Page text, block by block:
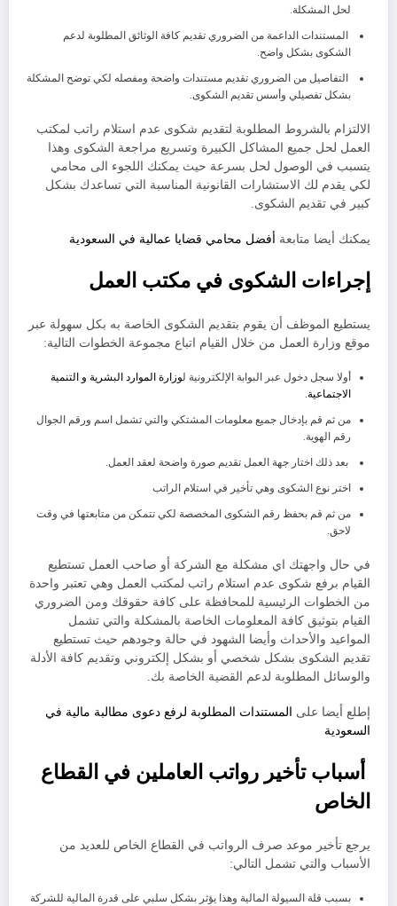
لحل المشكلة.
المستندات الداعمة من الضروري تقديم كافة الوثائق المطلوبة لدعم
الشكوى بشكل واضح.
التفاصيل من الضروري تقديم مستندات واضحة ومفصله لكي توضح المشكلة
بشكل تفصيلي وأسس تقديم الشكوى.
الالتزام بالشروط المطلوبة لتقديم شكوى عدم استلام راتب لمكتب
العمل لحل جميع المشاكل الكبيرة وتسريع مراجعة الشكوى وهذا
يتسبب في الوصول لحل بسرعة حيث يمكنك اللجوء الى محامي
لكي يقدم لك الاستشارات القانونية المناسبة التي تساعدك بشكل
كبير في تقديم الشكوى.
يمكنك أيضا متابعة أفضل محامي قضايا عمالية في السعودية
إجراءات الشكوى في مكتب العمل
يستطيع الموظف أن يقوم بتقديم الشكوى الخاصة به بكل سهولة عبر
موقع وزارة العمل من خلال القيام اتباع مجموعة الخطوات التالية:
أولا سجل دخول عبر البوابة الإلكترونية لوزارة الموارد البشرية و التنمية
الاجتماعية.
من ثم قم بإدخال جميع معلومات المشتكي والتي تشمل اسم ورقم الجوال
رقم الهوية.
بعد ذلك اختار جهة العمل تقديم صورة واضحة لعقد العمل.
اختر نوع الشكوى وهي تأخير في استلام الراتب
من ثم قم بحفظ رقم الشكوى المخصصة لكي تتمكن من متابعتها في وقت
لاحق.
في حال واجهتك اي مشكلة مع الشركة أو صاحب العمل تستطيع
القيام برفع شكوى عدم استلام راتب لمكتب العمل وهي تعتبر واحدة
من الخطوات الرئيسية للمحافظة على كافة حقوقك ومن الضروري
القيام بتوثيق كافة المعلومات الخاصة بالمشكلة والتي تشمل
المواعيد والأحداث وأيضا الشهود في حالة وجودهم حيث تستطيع
تقديم الشكوى بشكل شخصي أو بشكل إلكتروني وتقديم كافة الأدلة
والوسائل المطلوبة لدعم القضية الخاصة بك.
إطلع أيضا على
المستندات المطلوبة لرفع دعوى مطالبة مالية في
السعودية
أسباب تأخير رواتب العاملين في القطاع
الخاص
يرجع تأخير موعد صرف الرواتب في القطاع الخاص للعديد من
الأسباب والتي تشمل التالي:
بسبب قلة السيولة المالية وهذا يؤثر بشكل سلبي على قدرة المالية للشركة